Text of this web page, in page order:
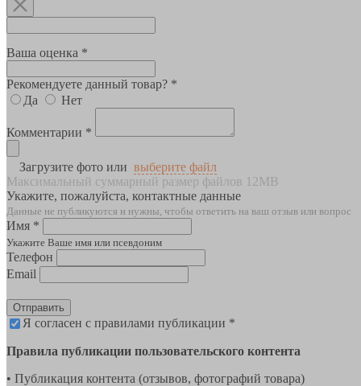
Ваша оценка *
Рекомендуете данный товар? *
Да
Нет
Комментарии *
Загрузите фото или выберите файл
Максимальный суммарный размер файлов 12MB
Укажите, пожалуйста, контактные данные
Данные не публикуются и нужны, чтобы ответить на ваш отзыв или вопрос
Имя *
Укажите Ваше имя или псевдоним
Телефон
Email
Отправить
Я согласен с правилами публикации *
Правила публикации пользовательского контента
• Публикация контента (отзывов, фотографий товара)